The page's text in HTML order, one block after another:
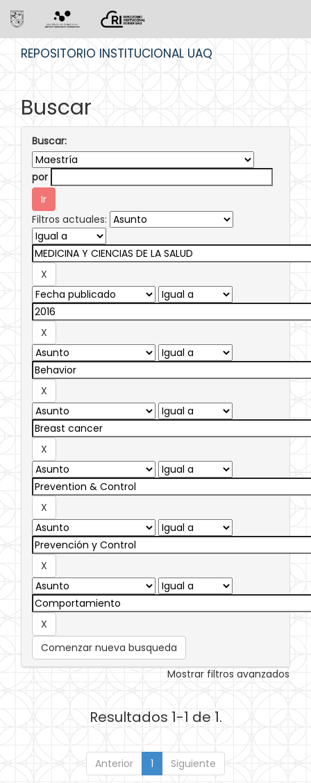
REPOSITORIO INSTITUCIONAL UAQ
Buscar
Buscar:
por
Filtros actuales:
Comenzar nueva busqueda
Mostrar filtros avanzados
Resultados 1-1 de 1.
Anterior 1 Siguiente